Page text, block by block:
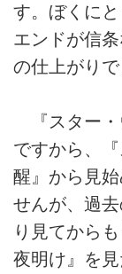
す。ぼくに
エンドが信
の仕上がりで
『スター・
ですから、
醒』から見
せんが、過
り見てから
夜明け』を